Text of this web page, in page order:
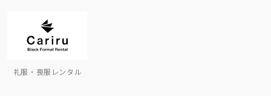
礼服・喪服レンタル